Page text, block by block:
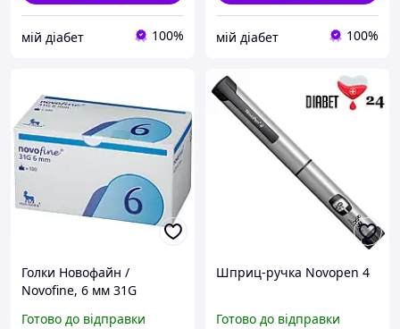
мій діабет 100% мій діабет 100%
Голки Новофайн /
Novofine, 6 мм 31G
Готово до відправки
Шприц-ручка Novopen 4
Готово до відправки